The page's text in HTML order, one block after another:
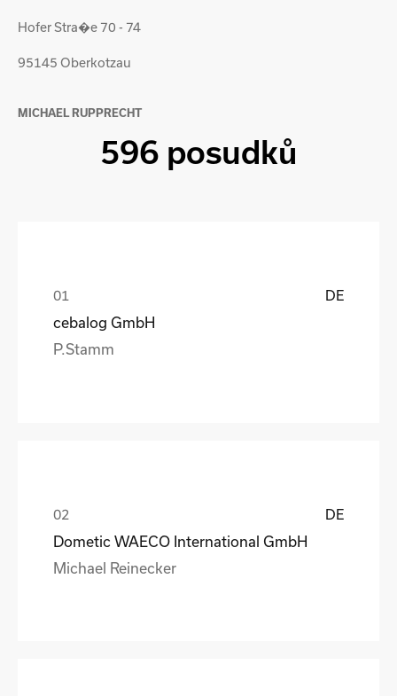
Hofer Stra�e 70 - 74
95145 Oberkotzau
MICHAEL RUPPRECHT
596 posudků
DE
cebalog GmbH
P.Stamm
DE
Dometic WAECO International GmbH
Michael Reinecker